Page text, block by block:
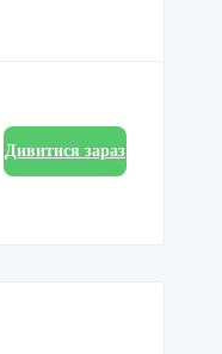
Дивитися зараз